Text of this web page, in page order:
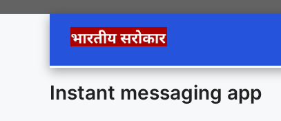
Instant messaging app